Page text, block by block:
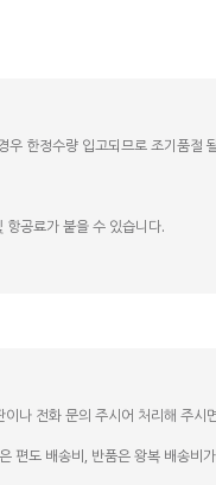
한정수량 입고되므로 조기품절
공료가 붙을 수 있습니다.
나 전화 문의 주시어 처리해 주시
편도 배송비, 반품은 왕복 배송